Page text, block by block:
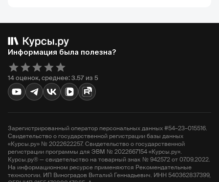
Информация была полезна?
14 оценок, среднее: 3.57 из 5
Зарегистрированный оператор персональных данных #54–23–015516.
Свидетельство о государственной регистрации базы данных
«Курсы.ру» № 2022622257. Свидетельство о государственной
регистрации программы для ЭВМ № 2022667154 «Курсы.ру».
Курсы.ру® — свидетельство на товарный знак № 942572 от 07.09.2022.
На информационном ресурсе применяются Рекомендательные
технологии. ИП Виноградов Виталий Геннадьевич. ИНН 540362837399,